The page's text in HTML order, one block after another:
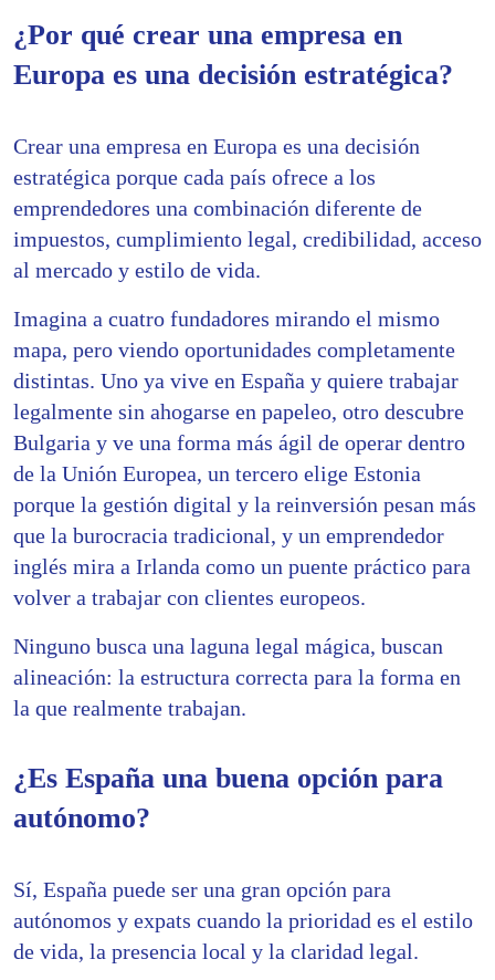
¿Por qué crear una empresa en
Europa es una decisión estratégica?
Crear una empresa en Europa es una decisión
estratégica porque cada país ofrece a los
emprendedores una combinación diferente de
impuestos, cumplimiento legal, credibilidad, acceso
al mercado y estilo de vida.
Imagina a cuatro fundadores mirando el mismo
mapa, pero viendo oportunidades completamente
distintas. Uno ya vive en España y quiere trabajar
legalmente sin ahogarse en papeleo, otro descubre
Bulgaria y ve una forma más ágil de operar dentro
de la Unión Europea, un tercero elige Estonia
porque la gestión digital y la reinversión pesan más
que la burocracia tradicional, y un emprendedor
inglés mira a Irlanda como un puente práctico para
volver a trabajar con clientes europeos.
Ninguno busca una laguna legal mágica, buscan
alineación: la estructura correcta para la forma en
la que realmente trabajan.
¿Es España una buena opción para
autónomo?
Sí, España puede ser una gran opción para
autónomos y expats cuando la prioridad es el estilo
de vida, la presencia local y la claridad legal.